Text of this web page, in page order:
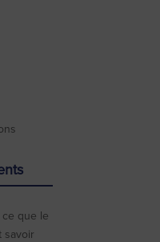
ce que le
savoir